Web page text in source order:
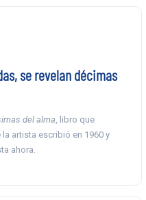
se revelan décimas
del alma, libro que
artista escribió en 1960 y
ahora.